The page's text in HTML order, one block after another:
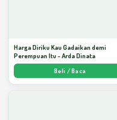
Harga Diriku Kau Gadaikan demi
Perempuan Itu - Arda Dinata
Beli / Baca